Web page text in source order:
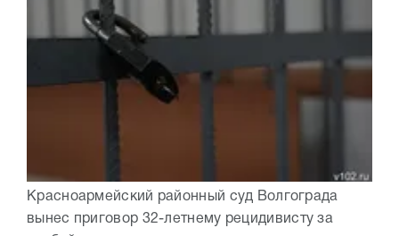
Красноармейский районный суд Волгограда
вынес приговор 32-летнему рецидивисту за